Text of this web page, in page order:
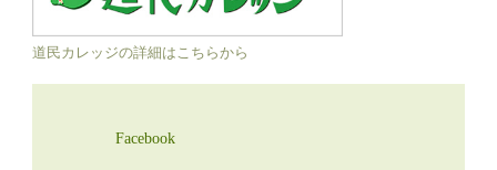
道民カレッジの詳細はこちらから
Facebook